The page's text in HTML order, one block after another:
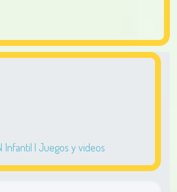
Infantil | Juegos y videos